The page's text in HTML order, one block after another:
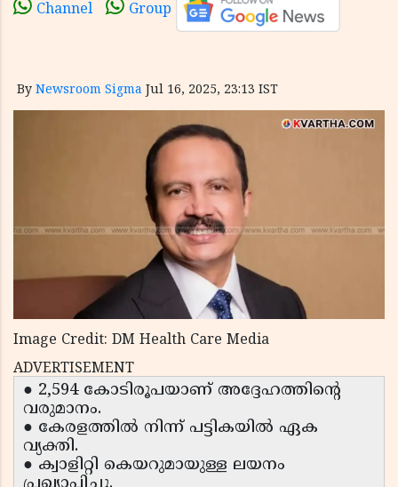
Channel Group
By Newsroom Sigma Jul 16, 2025, 23:13 IST
Image Credit: DM Health Care Media
ADVERTISEMENT
● 2,594 കോടിരൂപയാണ് അദ്ദേഹത്തിന്റെ
വരുമാനം.
● കേരളത്തിൽ നിന്ന് പട്ടികയിൽ ഏക
വ്യക്തി.
● ക്വാളിറ്റി കെയറുമായുള്ള ലയനം